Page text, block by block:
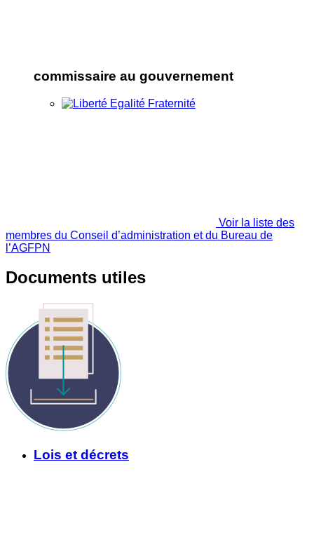
commissaire au gouvernement
Voir la liste des
membres du Conseil d’administration et du Bureau de
l’AGFPN
Documents utiles
Lois et décrets